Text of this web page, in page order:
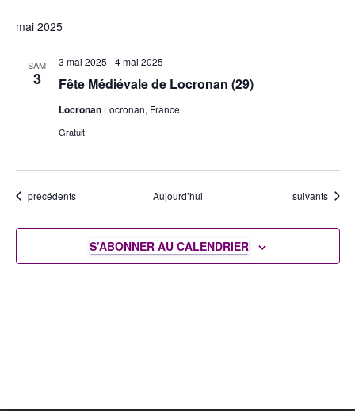
mai 2025
SAM
3 Fête Médiévale de Locronan (29)
3 mai 2025 -4 mai 2025
Locronan Locronan, France
Gratuit
Évènements
précédents Aujourd’hui Évènements
suivants
S’ABONNER AU CALENDRIER